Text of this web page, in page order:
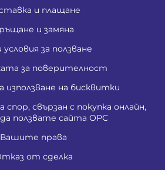
и плащане
и замяна
за ползване
за поверителност
използване на бисквитки
спор, свързан с покупка онлайн,
ползвате сайта ОРС
Вашите права
от сделка